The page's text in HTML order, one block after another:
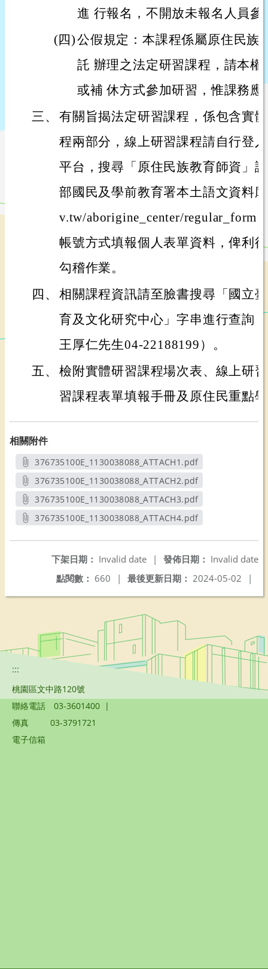
進 行報名，不開放未報名人員參
(四)公假規定：本課程係屬原住民族
託 辦理之法定研習課程，請本
或補 休方式參加研習，惟課務應
三、 有關旨揭法定研習課程，係包含實
程兩部分，線上研習課程請自行登
平台，搜尋「原住民族教育師資」
部國民及學前教育署本土語文資料
v.tw/aborigine_center/regular_form
帳號方式填報個人表單資料，俾利
勾稽作業。
四、 相關課程資訊請至臉書搜尋「國立
育及文化研究中心」字串進行查詢
王厚仁先生04-22188199）。
五、 檢附實體研習課程場次表、線上研
習課程表單填報手冊及原住民重點
相關附件
376735100E_1130038088_ATTACH1.pdf
另開新視窗
376735100E_1130038088_ATTACH2.pdf
另開新視窗
376735100E_1130038088_ATTACH3.pdf
另開新視窗
376735100E_1130038088_ATTACH4.pdf
發佈日期： Invalid date
下架日期： Invalid date
|
最後更新日期： 2024-05-02 |
點閱數： 660 |
:::
桃園區文中路120號
聯絡電話
03-3601400 |
傳真
03-3791721
電子信箱